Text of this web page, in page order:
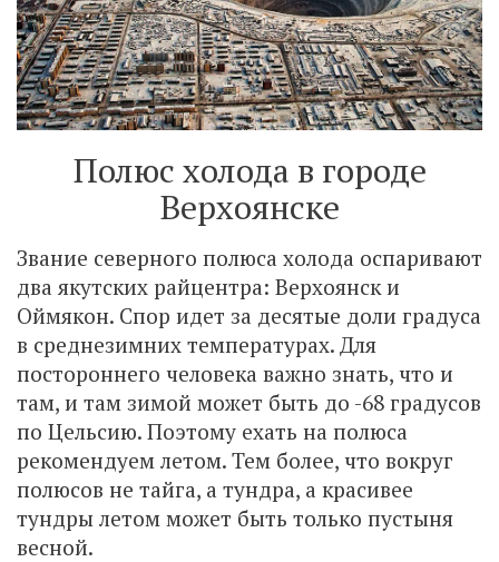
Полюс холода в городе
Верхоянске
Звание северного полюса холода оспаривают
два якутских райцентра: Верхоянск и
Оймякон. Спор идет за десятые доли градуса
в среднезимних температурах. Для
постороннего человека важно знать, что и
там, и там зимой может быть до -68 градусов
по Цельсию. Поэтому ехать на полюса
рекомендуем летом. Тем более, что вокруг
полюсов не тайга, а тундра, а красивее
тундры летом может быть только пустыня
весной.